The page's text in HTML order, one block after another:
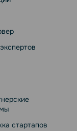
стартапов